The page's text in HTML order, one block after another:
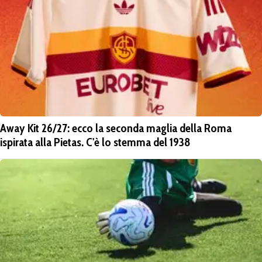
Away Kit 26/27: ecco la seconda maglia della Roma
ispirata alla Pietas. C'è lo stemma del 1938